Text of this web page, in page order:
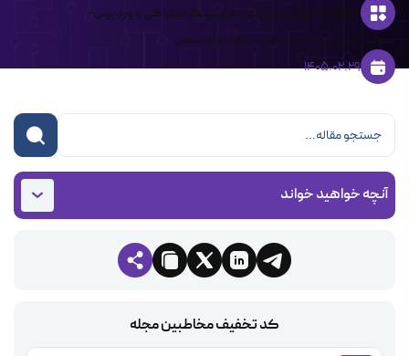
مطالب آموزشی در زمینه هاستینگ اشتراکی و وردپرس-
مطالب آموزشی در زمینه خرید دامنه و لایسنس
1405.02.29
آنچه خواهید خواند
کد تخفیف مخاطبین مجله